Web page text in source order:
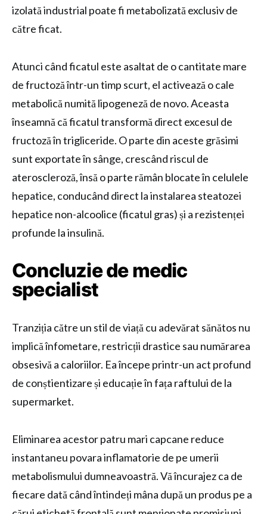
izolată industrial poate fi metabolizată exclusiv de
către ficat.
Atunci când ficatul este asaltat de o cantitate mare
de fructoză într-un timp scurt, el activează o cale
metabolică numită lipogeneză de novo. Aceasta
înseamnă că ficatul transformă direct excesul de
fructoză în trigliceride. O parte din aceste grăsimi
sunt exportate în sânge, crescând riscul de
ateroscleroză, însă o parte rămân blocate în celulele
hepatice, conducând direct la instalarea steatozei
hepatice non-alcoolice (ficatul gras) și a rezistenței
profunde la insulină.
Concluzie de medic
specialist
Tranziția către un stil de viață cu adevărat sănătos nu
implică înfometare, restricții drastice sau numărarea
obsesivă a caloriilor. Ea începe printr-un act profund
de conștientizare și educație în fața raftului de la
supermarket.
Eliminarea acestor patru mari capcane reduce
instantaneu povara inflamatorie de pe umerii
metabolismului dumneavoastră. Vă încurajez ca de
fiecare dată când întindeți mâna după un produs pe a